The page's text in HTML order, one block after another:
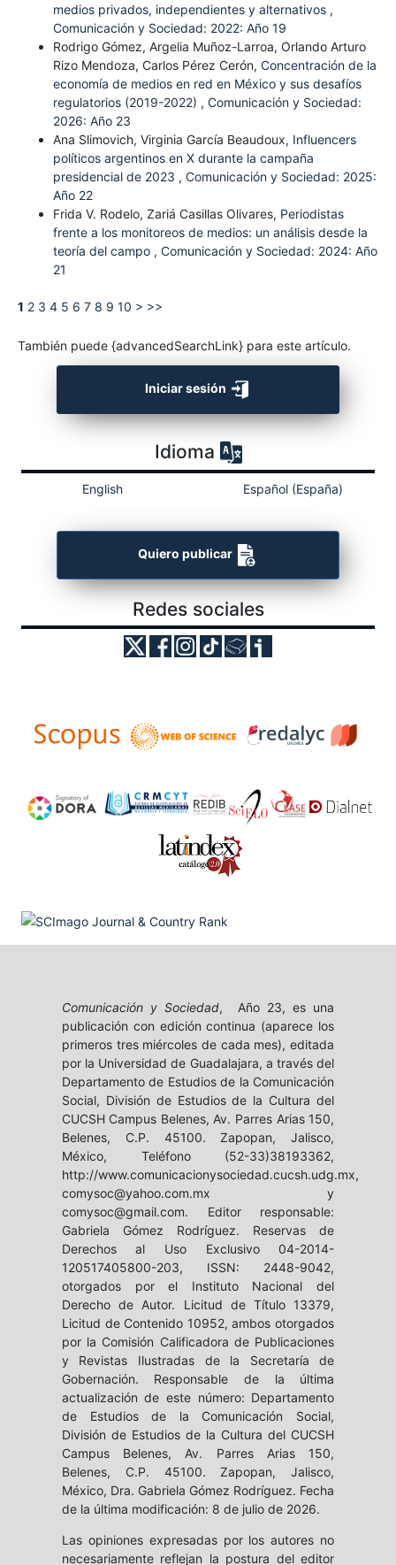
medios privados, independientes y alternativos ,
Comunicación y Sociedad: 2022: Año 19
Rodrigo Gómez, Argelia Muñoz-Larroa, Orlando Arturo
Rizo Mendoza, Carlos Pérez Cerón, Concentración de la
economía de medios en red en México y sus desafíos
regulatorios (2019-2022) , Comunicación y Sociedad:
2026: Año 23
Ana Slimovich, Virginia García Beaudoux, Influencers
políticos argentinos en X durante la campaña
presidencial de 2023 , Comunicación y Sociedad: 2025:
Año 22
Frida V. Rodelo, Zariá Casillas Olivares, Periodistas
frente a los monitoreos de medios: un análisis desde la
teoría del campo , Comunicación y Sociedad: 2024: Año
21
1 2 3 4 5 6 7 8 9 10 > >>
También puede {advancedSearchLink} para este artículo.
Iniciar sesión
Idioma
English Español (España)
Quiero publicar
Redes sociales
Comunicación y Sociedad, Año 23, es una
publicación con edición continua (aparece los
primeros tres miércoles de cada mes), editada
por la Universidad de Guadalajara, a través del
Departamento de Estudios de la Comunicación
Social, División de Estudios de la Cultura del
CUCSH Campus Belenes, Av. Parres Arias 150,
Belenes, C.P. 45100. Zapopan, Jalisco,
México, Teléfono (52-33)38193362,
http://www.comunicacionysociedad.cucsh.udg.mx,
comysoc@yahoo.com.mx y
comysoc@gmail.com. Editor responsable:
Gabriela Gómez Rodríguez. Reservas de
Derechos al Uso Exclusivo 04-2014-
120517405800-203, ISSN: 2448-9042,
otorgados por el Instituto Nacional del
Derecho de Autor. Licitud de Título 13379,
Licitud de Contenido 10952, ambos otorgados
por la Comisión Calificadora de Publicaciones
y Revistas Ilustradas de la Secretaría de
Gobernación. Responsable de la última
actualización de este número: Departamento
de Estudios de la Comunicación Social,
División de Estudios de la Cultura del CUCSH
Campus Belenes, Av. Parres Arias 150,
Belenes, C.P. 45100. Zapopan, Jalisco,
México, Dra. Gabriela Gómez Rodríguez. Fecha
de la última modificación: 8 de julio de 2026.
Las opiniones expresadas por los autores no
necesariamente reflejan la postura del editor